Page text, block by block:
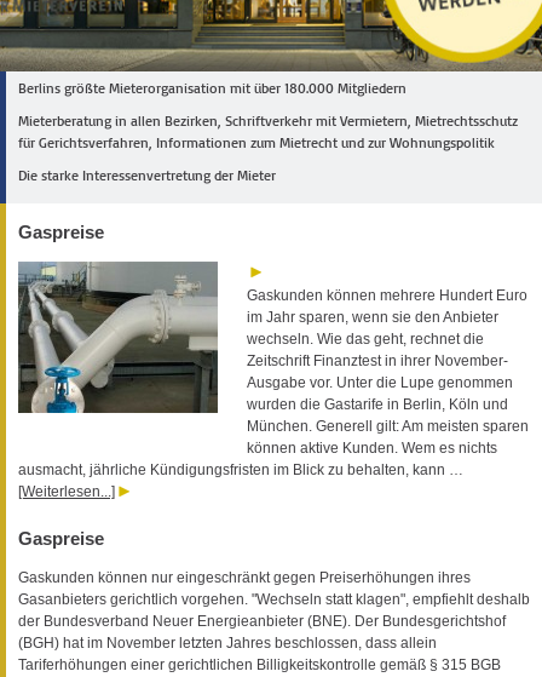
Berlins größte Mieterorganisation mit über 180.000 Mitgliedern
Mieterberatung in allen Bezirken, Schriftverkehr mit Vermietern, Mietrechtsschutz
für Gerichtsverfahren, Informationen zum Mietrecht und zur Wohnungspolitik
Die starke Interessenvertretung der Mieter
Gaspreise
Gaskunden können mehrere Hundert Euro
im Jahr sparen, wenn sie den Anbieter
wechseln. Wie das geht, rechnet die
Zeitschrift Finanztest in ihrer November-
Ausgabe vor. Unter die Lupe genommen
wurden die Gastarife in Berlin, Köln und
München. Generell gilt: Am meisten sparen
können aktive Kunden. Wem es nichts
ausmacht, jährliche Kündigungsfristen im Blick zu behalten, kann …
[Weiterlesen...]
Gaspreise
Gaskunden können nur eingeschränkt gegen Preiserhöhungen ihres
Gasanbieters gerichtlich vorgehen. "Wechseln statt klagen", empfiehlt deshalb
der Bundesverband Neuer Energieanbieter (BNE). Der Bundesgerichtshof
(BGH) hat im November letzten Jahres beschlossen, dass allein
Tariferhöhungen einer gerichtlichen Billigkeitskontrolle gemäß § 315 BGB